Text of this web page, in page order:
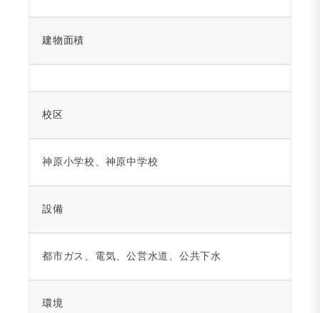
建物面積
校区
神原小学校、神原中学校
設備
都市ガス、電気、公営水道、公共下水
環境